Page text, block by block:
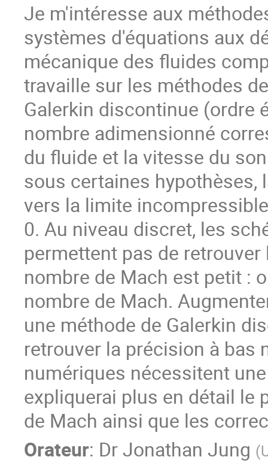
Je m'intéresse aux
systèmes d'équations aux
mécanique des fluides
travaille sur les méthodes
Galerkin discontinue (ordre
nombre adimensionné
du fluide et la vitesse du
sous certaines
vers la limite
0. Au niveau discret, les
permettent pas de
nombre de Mach est petit :
nombre de Mach.
une méthode de Galerkin
retrouver la précision à bas
numériques nécessitent
expliquerai plus en détail le
de Mach ainsi que les
Orateur: Dr Jonathan Jung (